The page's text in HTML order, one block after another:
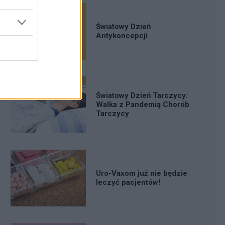
Światowy Dzień
Antykoncepcji
Światowy Dzień Tarczycy:
Walka z Pandemią Chorób
Tarczycy
Uro-Vaxom już nie będzie
leczyć pacjentów!